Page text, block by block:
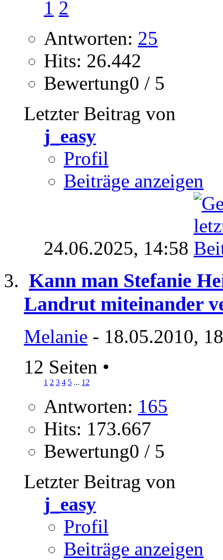
1 2
Antworten: 25
Hits: 26.442
Bewertung0 / 5
Letzter Beitrag von
j_easy
Profil
Beiträge anzeigen
24.06.2025, 14:58
Kann man Stefanie
Landrut miteinander
Melanie - 18.05.2010,
12 Seiten •
1 2 3 4 5 ... 12
Antworten: 165
Hits: 173.667
Bewertung0 / 5
Letzter Beitrag von
j_easy
Profil
Beiträge anzeigen